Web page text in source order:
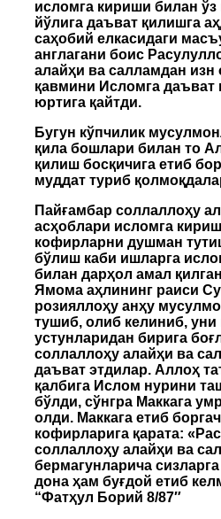
исломга кириши билан
йўлига даъват қилишга
саҳобий елкасидаги
англагани боис
алайҳи ва салламдан изн
қавмини Исломга даъват
юртига қайтди.
Бугун кўпчилик
қила бошлари билан то
қилиш босқичига етиб
муддат туриб
Пайғамбар соллаллоҳу
асҳоблари исломга кириш
кофирларни душман
бўлиш каби ишларга
билан дарҳол амал
Ямома аҳлининг раиси
розияллоҳу анҳу
тушиб, олиб келиниб,
устунларидан бирига
соллаллоҳу алайҳи ва
даъват этдилар. Аллоҳ
қалбига Ислом нурини
бўлди, сўнгра Маккага
олди. Маккага етиб
кофирларига қарата:
соллаллоҳу алайҳи ва
бермагунларича
дона ҳам буғдой етиб
“Фатҳул Борий 8/87″